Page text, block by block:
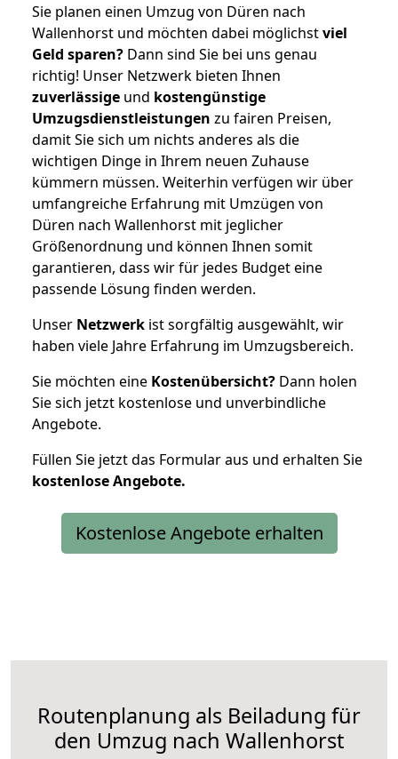
Sie planen einen Umzug von Düren nach
Wallenhorst und möchten dabei möglichstviel
Geld sparen? Dann sind Sie bei uns genau
richtig! Unser Netzwerk bieten Ihnen
zuverlässige und kostengünstige
Umzugsdienstleistungen zu fairen Preisen,
damit Sie sich um nichts anderes als die
wichtigen Dinge in Ihrem neuen Zuhause
kümmern müssen. Weiterhin verfügen wir über
umfangreiche Erfahrung mit Umzügen von
Düren nach Wallenhorst mit jeglicher
Größenordnung und können Ihnen somit
garantieren, dass wir für jedes Budget eine
passende Lösung finden werden.
Unser Netzwerk ist sorgfältig ausgewählt, wir
haben viele Jahre Erfahrung im Umzugsbereich.
Sie möchten eine Kostenübersicht? Dann holen
Sie sich jetzt kostenlose und unverbindliche
Angebote.
Füllen Sie jetzt das Formular aus und erhalten Sie
kostenloseAngebote.
Kostenlose Angebote erhalten
Routenplanung als Beiladung für
den Umzug nach Wallenhorst